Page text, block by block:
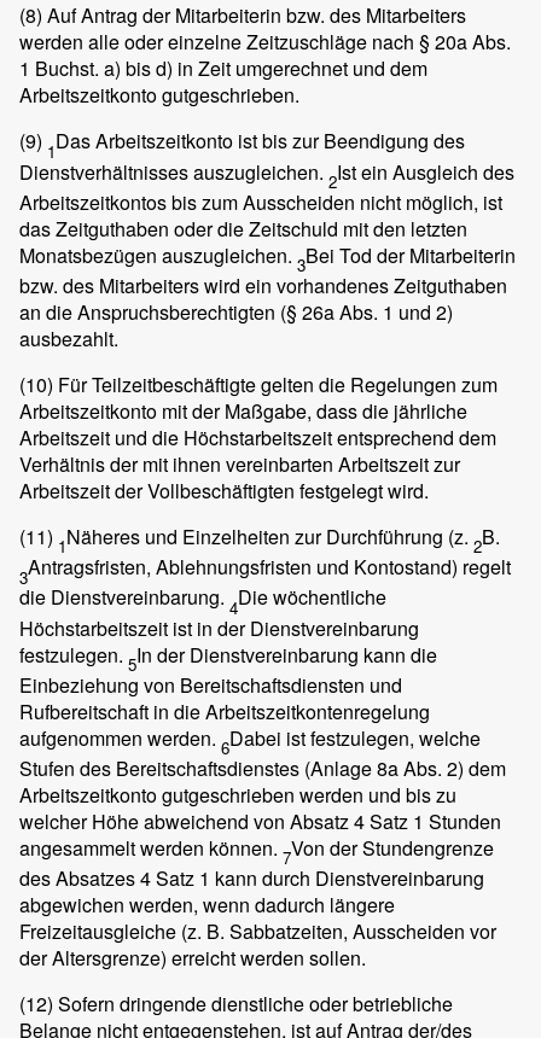
(8) Auf Antrag der Mitarbeiterin bzw. des Mitarbeiters
werden alle oder einzelne Zeitzuschläge nach § 20a Abs.
1 Buchst. a) bis d) in Zeit umgerechnet und dem
Arbeitszeitkonto gutgeschrieben.
(9) 1Das Arbeitszeitkonto ist bis zur Beendigung des
Dienstverhältnisses auszugleichen. 2Ist ein Ausgleich des
Arbeitszeitkontos bis zum Ausscheiden nicht möglich, ist
das Zeitguthaben oder die Zeitschuld mit den letzten
Monatsbezügen auszugleichen. 3Bei Tod der Mitarbeiterin
bzw. des Mitarbeiters wird ein vorhandenes Zeitguthaben
an die Anspruchsberechtigten (§ 26a Abs. 1 und 2)
ausbezahlt.
(10) Für Teilzeitbeschäftigte gelten die Regelungen zum
Arbeitszeitkonto mit der Maßgabe, dass die jährliche
Arbeitszeit und die Höchstarbeitszeit entsprechend dem
Verhältnis der mit ihnen vereinbarten Arbeitszeit zur
Arbeitszeit der Vollbeschäftigten festgelegt wird.
(11) 1Näheres und Einzelheiten zur Durchführung (z. 2B.
3Antragsfristen, Ablehnungsfristen und Kontostand) regelt
die Dienstvereinbarung. 4Die wöchentliche
Höchstarbeitszeit ist in der Dienstvereinbarung
festzulegen. 5In der Dienstvereinbarung kann die
Einbeziehung von Bereitschaftsdiensten und
Rufbereitschaft in die Arbeitszeitkontenregelung
aufgenommen werden. 6Dabei ist festzulegen, welche
Stufen des Bereitschaftsdienstes (Anlage 8a Abs. 2) dem
Arbeitszeitkonto gutgeschrieben werden und bis zu
welcher Höhe abweichend von Absatz 4 Satz 1 Stunden
angesammelt werden können. 7Von der Stundengrenze
des Absatzes 4 Satz 1 kann durch Dienstvereinbarung
abgewichen werden, wenn dadurch längere
Freizeitausgleiche (z. B. Sabbatzeiten, Ausscheiden vor
der Altersgrenze) erreicht werden sollen.
(12) Sofern dringende dienstliche oder betriebliche
Belange nicht entgegenstehen, ist auf Antrag der/des